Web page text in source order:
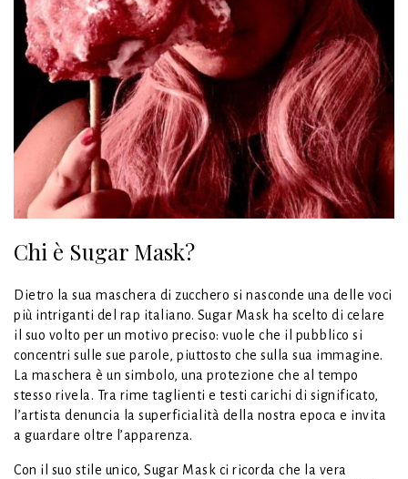
Chi è Sugar Mask?
Dietro la sua maschera di zucchero si nasconde una delle voci
più intriganti del rap italiano. Sugar Mask ha scelto di celare
il suo volto per un motivo preciso: vuole che il pubblico si
concentri sulle sue parole, piuttosto che sulla sua immagine.
La maschera è un simbolo, una protezione che al tempo
stesso rivela. Tra rime taglienti e testi carichi di significato,
l’artista denuncia la superficialità della nostra epoca e invita
a guardare oltre l’apparenza.
Con il suo stile unico, Sugar Mask ci ricorda che la vera